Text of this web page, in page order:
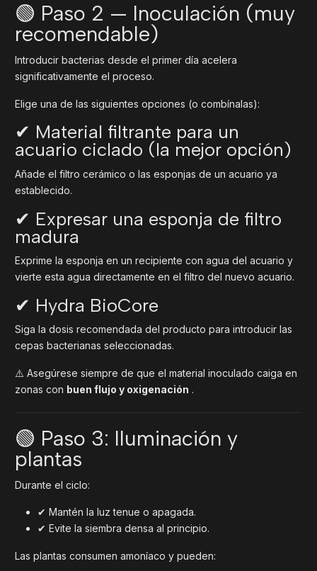
🟢 Paso 2 — Inoculación (muy
recomendable)
Introducir bacterias desde el primer día acelera
significativamente el proceso.
Elige una de las siguientes opciones (o combínalas):
✔ Material filtrante para un
acuario ciclado (la mejor opción)
Añade el filtro cerámico o las esponjas de un acuario ya
establecido.
✔ Expresar una esponja de filtro
madura
Exprime la esponja en un recipiente con agua del acuario y
vierte esta agua directamente en el filtro del nuevo acuario.
✔ Hydra BioCore
Siga la dosis recomendada del producto para introducir las
cepas bacterianas seleccionadas.
⚠️ Asegúrese siempre de que el material inoculado caiga en
zonas con buen flujo y oxigenación .
🟢 Paso 3: Iluminación y
plantas
Durante el ciclo:
✔ Mantén la luz tenue o apagada.
✔ Evite la siembra densa al principio.
Las plantas consumen amoníaco y pueden: